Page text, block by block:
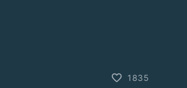
1835